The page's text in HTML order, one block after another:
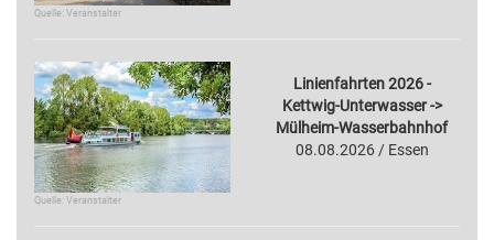
Quelle: Veranstalter
Quelle: Veranstalter
Linienfahrten 2026 -
Kettwig-Unterwasser ->
Mülheim-Wasserbahnhof
08.08.2026 / Essen